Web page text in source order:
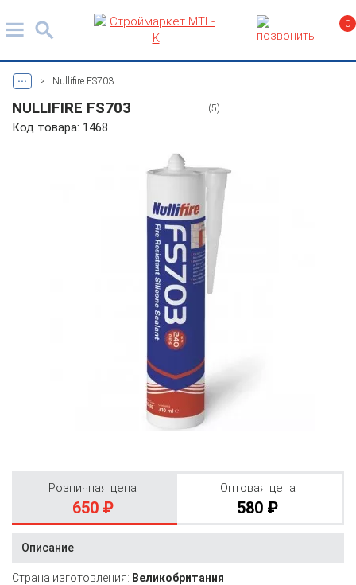
0
... > Nullifire FS703
NULLIFIRE FS703 (5)
Код товара: 1468
Розничная цена
650 ₽
Оптовая цена
580 ₽
Описание
Страна изготовления: Великобритания